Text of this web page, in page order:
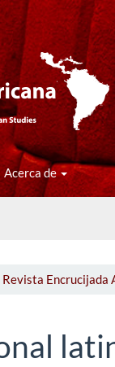
Acerca de
Encrucijada